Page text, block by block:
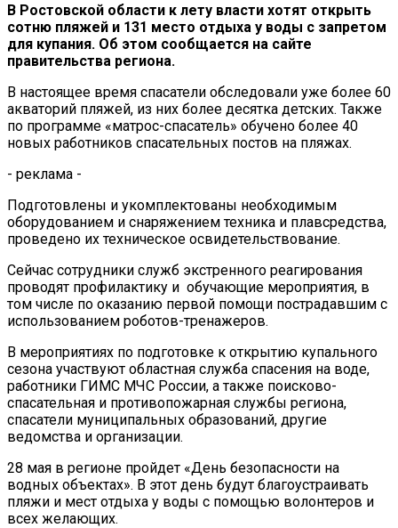
В Ростовской области к лету власти хотят открыть
сотню пляжей и 131 место отдыха у воды с запретом
для купания. Об этом сообщается на сайте
правительства региона.
В настоящее время спасатели обследовали уже более 60
акваторий пляжей, из них более десятка детских. Также
по программе «матрос-спасатель» обучено более 40
новых работников спасательных постов на пляжах.
- реклама -
Подготовлены и укомплектованы необходимым
оборудованием и снаряжением техника и плавсредства,
проведено их техническое освидетельствование.
Сейчас сотрудники служб экстренного реагирования
проводят профилактику и обучающие мероприятия, в
том числе по оказанию первой помощи пострадавшим с
использованием роботов-тренажеров.
В мероприятиях по подготовке к открытию купального
сезона участвуют областная служба спасения на воде,
работники ГИМС МЧС России, а также поисково-
спасательная и противопожарная службы региона,
спасатели муниципальных образований, другие
ведомства и организации.
28 мая в регионе пройдет «День безопасности на
водных объектах». В этот день будут благоустраивать
пляжи и мест отдыха у воды с помощью волонтеров и
всех желающих.